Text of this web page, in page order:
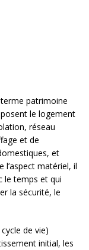
patrimoine
le logement
réseau
et de
et
l’aspect matériel, il
le temps et qui
la sécurité, le
de vie)
initial, les